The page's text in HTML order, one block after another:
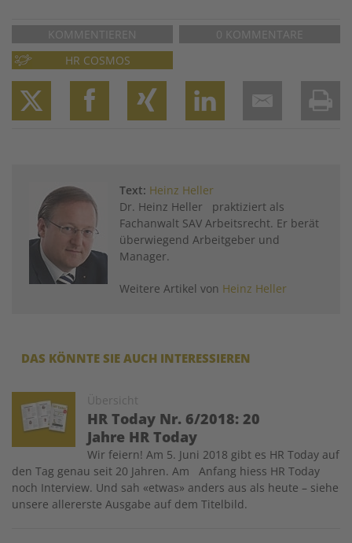
KOMMENTIEREN
0 KOMMENTARE
HR COSMOS
Text: Heinz Heller
Dr. Heinz Heller praktiziert als
Fachanwalt SAV Arbeitsrecht. Er berät
überwiegend Arbeitgeber und
Manager.
Weitere Artikel von Heinz Heller
DAS KÖNNTE SIE AUCH INTERESSIEREN
Übersicht
HR Today Nr. 6/2018: 20
Jahre HR Today
Image
Wir feiern! Am 5. Juni 2018 gibt es HR Today auf
den Tag genau seit 20 Jahren. Am Anfang hiess HR Today
noch Interview. Und sah «etwas» anders aus als heute – siehe
unsere allererste Ausgabe auf dem Titelbild.